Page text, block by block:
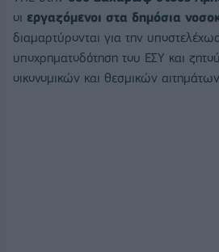
οι εργαζόμενοι στα δημόσια
διαμαρτύρονται για την
υποχρηματοδότηση του ΕΣΥ και
οικονομικών και θεσμικών